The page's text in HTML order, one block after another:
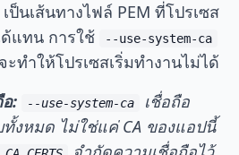
เป็นเส้นทางไฟล์ PEM ที่โปรเซส
แทน การใช้
--use-system-ca
ทำให้โปรเซสเริ่มทำงานไม่ได้
:
--use-system-ca
เชื่อถือ
ทั้งหมด ไม่ใช่แค่ CA ของแอปนี้